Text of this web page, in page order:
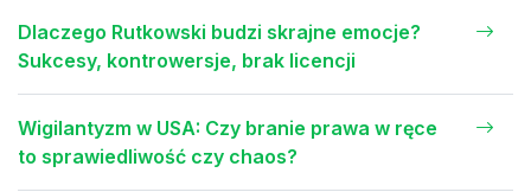
Dlaczego Rutkowski budzi skrajne emocje?
Sukcesy, kontrowersje, brak licencji
Wigilantyzm w USA: Czy branie prawa w ręce
to sprawiedliwość czy chaos?